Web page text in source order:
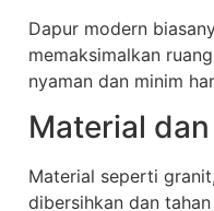
Dapur modern
memaksimalkan
nyaman dan minim
Material
Material seperti
dibersihkan dan